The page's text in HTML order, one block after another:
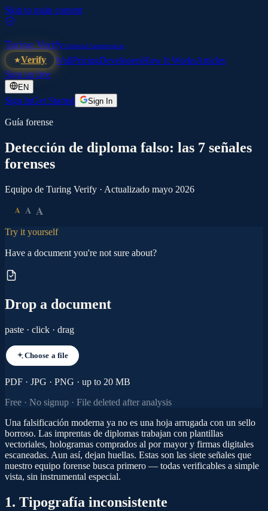
Skip to main content
Turing VerifyCredential Authentication
Verify WallPricingDevelopersHow It WorksArticles
Sign up free
EN
Sign InGet Started Sign In
Guía forense
Detección de diploma falso: las 7 señales
forenses
Equipo de Turing Verify · Actualizado mayo 2026
A A A
Try it yourself
Have a document you're not sure about?
Drop a document
paste · click · drag
Choose a file
PDF · JPG · PNG · up to 20 MB
Free · No signup · File deleted after analysis
Una falsificación moderna ya no es una hoja arrugada con un sello
borroso. Las imprentas de diplomas trabajan con plantillas
vectoriales, hologramas comprados al por mayor y firmas digitales
escaneadas. Aun así, dejan huellas. Estas son las siete señales que
nuestro equipo forense busca primero — todas verificables a simple
vista, sin instrumental especial.
1. Tipografía inconsistente